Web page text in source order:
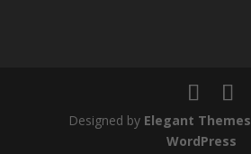
Designed by Elegant Themes
WordPress